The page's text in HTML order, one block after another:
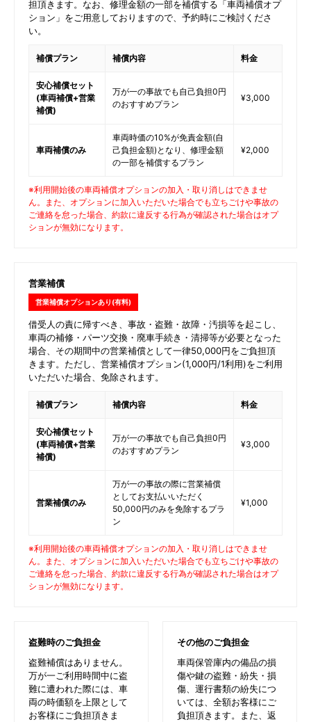
担頂きます。なお、修理金額の一部を補償する「車両補償オプ
ション」をご用意しておりますので、予約時にご検討くださ
い。
補償プラン 補償内容 料金
安心補償セット
(車両補償+営業
補償)
万が一の事故でも自己負担0円
のおすすめプラン
¥3,000
車両補償のみ
車両時価の10%が免責金額(自
己負担金額)となり、修理金額
の一部を補償するプラン
¥2,000
※利用開始後の車両補償オプションの加入・取り消しはできませ
ん。また、オプションに加入いただいた場合でも立ちごけや事故の
ご連絡を怠った場合、約款に違反する行為が確認された場合はオプ
ションが無効になります。
営業補償
営業補償オプションあり(有料)
借受人の責に帰すべき、事故・盗難・故障・汚損等を起こし、
車両の補修・パーツ交換・廃車手続き・清掃等が必要となった
場合、その期間中の営業補償として一律50,000円をご負担頂
きます。ただし、営業補償オプション(1,000円/1利用)をご利用
いただいた場合、免除されます。
補償プラン 補償内容 料金
安心補償セット
(車両補償+営業
補償)
万が一の事故でも自己負担0円
のおすすめプラン
¥3,000
営業補償のみ
万が一の事故の際に営業補償
としてお支払いいただく
50,000円のみを免除するプラ
ン
¥1,000
※利用開始後の車両補償オプションの加入・取り消しはできませ
ん。また、オプションに加入いただいた場合でも立ちごけや事故の
ご連絡を怠った場合、約款に違反する行為が確認された場合はオプ
ションが無効になります。
盗難時のご負担金
盗難補償はありません。
万が一ご利用時間中に盗
難に遭われた際には、車
両の時価額を上限として
お客様にご負担頂きま
その他のご負担金
車両保管庫内の備品の損
傷や鍵の盗難・紛失・損
傷、運行書類の紛失につ
いては、全額お客様にご
負担頂きます。また、返